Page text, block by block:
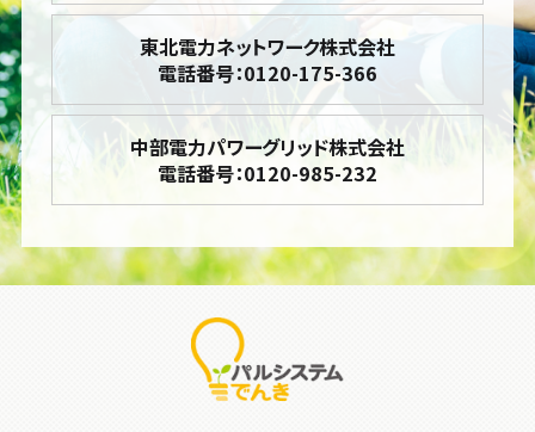
東北電力ネットワーク株式会社
電話番号：0120-175-366
中部電力パワーグリッド株式会社
電話番号：0120-985-232